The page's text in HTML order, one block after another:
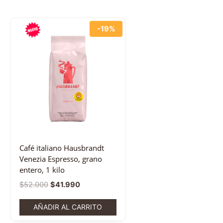
-19%
Café italiano Hausbrandt
Venezia Espresso, grano
entero, 1 kilo
$52.000 $41.990
AÑADIR AL CARRITO